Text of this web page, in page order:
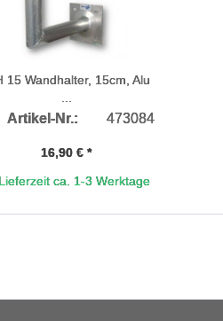
15 Wandhalter, 15cm, Alu
Artikel-Nr.: 473084
16,90 € *
Lieferzeit ca. 1-3 Werktage